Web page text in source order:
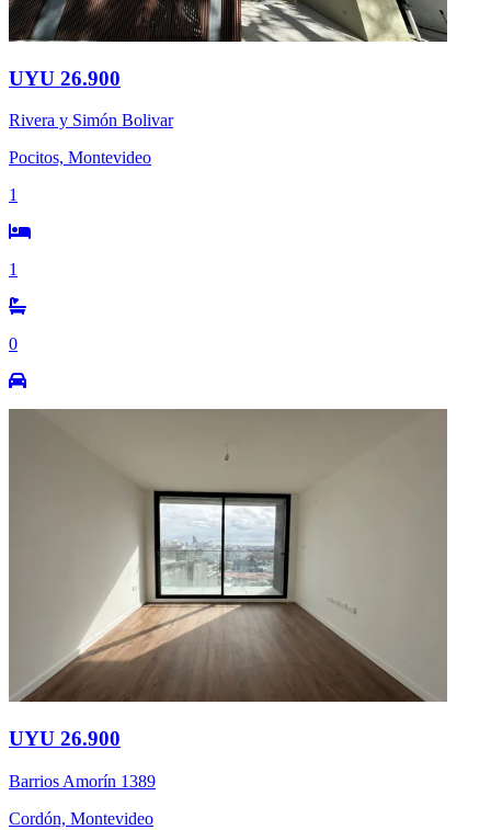
UYU 26.900
Rivera y Simón Bolivar
Pocitos, Montevideo
1
1
0
UYU 26.900
Barrios Amorín 1389
Cordón, Montevideo